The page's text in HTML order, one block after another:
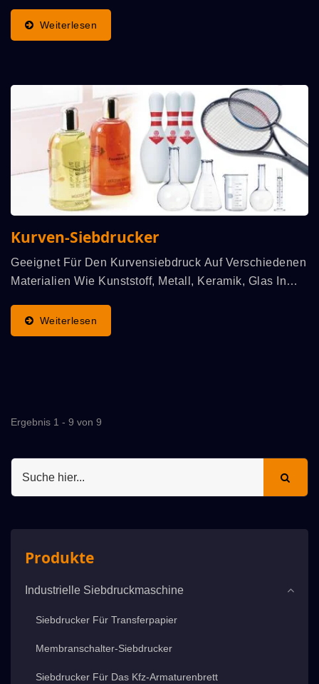
Siebdruck-Piktogramme, Markierungen, Nachrichten
Über Funktionale...
Weiterlesen
Kurven-Siebdrucker
Geeignet Für Den Kurvensiebdruck Auf Verschiedenen
Materialien Wie Kunststoff, Metall, Keramik, Glas In
Ovaler Form, Wie Flasche, Glas, Becher, Dose,...
Weiterlesen
Ergebnis 1 - 9 von 9
Produkte
Industrielle Siebdruckmaschine
Siebdrucker Für Transferpapier
Membranschalter-Siebdrucker
Siebdrucker Für Das Kfz-Armaturenbrett